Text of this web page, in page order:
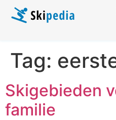
Tag:
Skigebieden
familie